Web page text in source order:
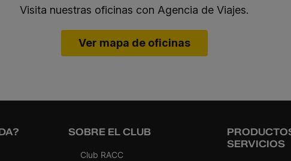
Visita nuestras oficinas con Agencia de Viajes.
Ver mapa de oficinas
SOBRE EL CLUB
Club RACC
SERVICIOS